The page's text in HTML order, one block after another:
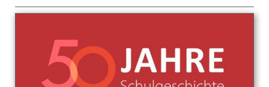
Was
los?
Und
wo?
Und